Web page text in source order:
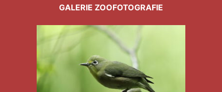
GALERIE ZOOFOTOGRAFIE